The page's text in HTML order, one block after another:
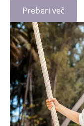
Preberi več